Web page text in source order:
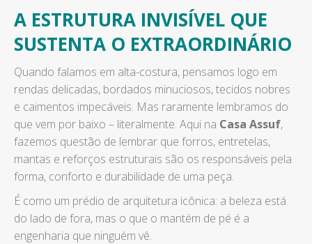
A ESTRUTURA INVISÍVEL QUE
SUSTENTA O EXTRAORDINÁRIO
Quando falamos em alta-costura, pensamos logo em
rendas delicadas, bordados minuciosos, tecidos nobres
e caimentos impecáveis. Mas raramente lembramos do
que vem por baixo – literalmente. Aqui na Casa Assuf,
fazemos questão de lembrar que forros, entretelas,
mantas e reforços estruturais são os responsáveis pela
forma, conforto e durabilidade de uma peça.
É como um prédio de arquitetura icônica: a beleza está
do lado de fora, mas o que o mantém de pé é a
engenharia que ninguém vê.